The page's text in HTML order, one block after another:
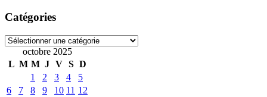
Catégories
Catégories
octobre 2025
L M M J V S D
1
2 3 4
5
6
7 8 9 10 11 12